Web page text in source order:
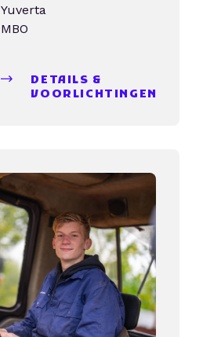
Yuverta
MBO
DETAILS &
VOORLICHTINGEN